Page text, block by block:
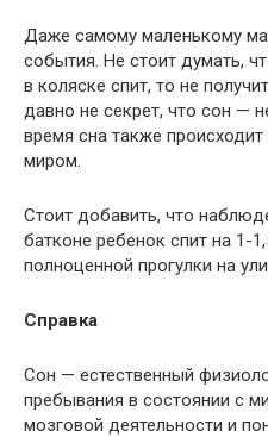
Даже самому маленькому
события. Не стоит думать,
в коляске спит, то не
давно не секрет, что сон —
время сна также
миром.
Стоит добавить, что
батконе ребенок спит на 1-
полноценной прогулки на
Справка
Сон — естественный
пребывания в состоянии с
мозговой деятельности и